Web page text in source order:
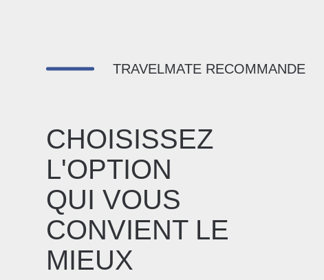
TRAVELMATE RECOMMANDE
CHOISISSEZ
L'OPTION
QUI VOUS
CONVIENT LE
MIEUX